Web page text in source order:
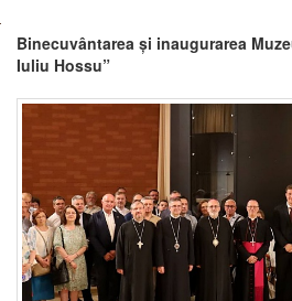
Binecuvântarea și inaugurarea
Iuliu Hossu”